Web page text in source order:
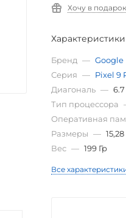
Хочу в подарок
Характеристики
Бренд — Google
Серия — Pixel 9
Диагональ — 6.7
Тип процессора
Оперативная
Размеры —
Вес — 199 Гр
Все